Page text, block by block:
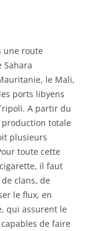
une route
le Mali,
ports libyens
A partir du
production totale
plusieurs
toute cette
il faut
clans, de
le flux, en
qui assurent le
de faire